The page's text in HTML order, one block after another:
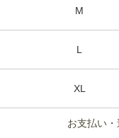
M
L
XL
お支払い